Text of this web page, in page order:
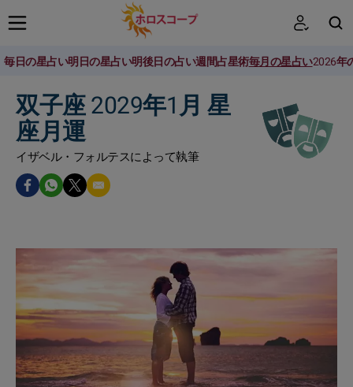
毎日の星占い明日の星占い明後日の占い週間占星術毎月の星占い2026年
双子座 2029年1月 星
座月運
イザベル・フォルテスによって執筆